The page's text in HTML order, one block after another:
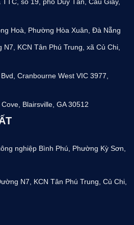
Hoà, Phường Hòa Xuân, Đà Nẵng
KCN Tân Phú Trung, xã Củ Chi,
Cranbourne West VIC 3977,
Blairsville, GA 30512
nghiệp Bình Phú, Phường Kỳ Sơn,
N7, KCN Tân Phú Trung, Củ Chi,